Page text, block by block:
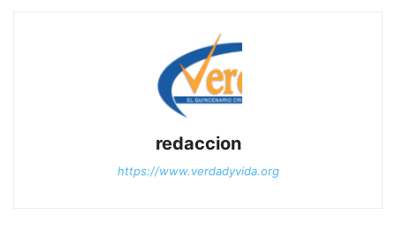
redaccion
https://www.verdadyvida.org